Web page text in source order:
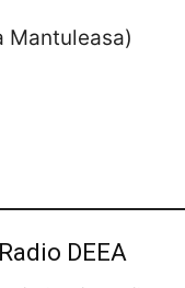
Mantuleasa)
DEEA